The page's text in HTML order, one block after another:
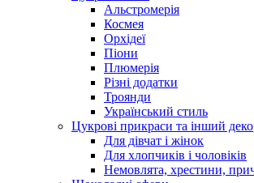
Альстромерія
Космея
Орхідеї
Піони
Плюмерія
Різні додатки
Троянди
Український стиль
Цукрові прикраси та інший
Для дівчат і жінок
Для хлопчиків і чоловіків
Немовлята, хрестини,